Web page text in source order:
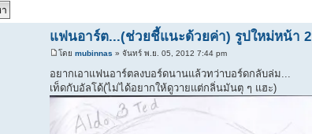
แฟนอาร์ต...(ช่วยชี้แนะด้วยค่า) รูปใหม่หน้า 2
โดย mubinnas » จันทร์ พ.ย. 05, 2012 7:44 pm
อยากเอาแฟนอาร์ตลงบอร์ดนานแล้วทว่าบอร์ดกลับล่ม...
เท็ดกับอัลโด้(ไม่ได้อยากให้ดูวายแต่กลิ่นมันตุ ๆ แฮะ)